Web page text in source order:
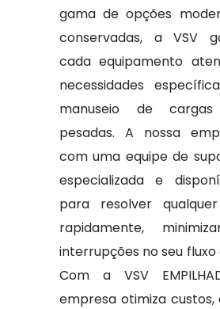
gama de opções
conservadas, a VSV
cada equipamento
necessidades
manuseio de
pesadas. A nossa
com uma equipe de
especializada e
para resolver
rapidamente,
interrupções no seu
Com a VSV
empresa otimiza